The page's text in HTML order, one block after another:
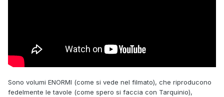
Sono volumi ENORMI (come si vede nel filmato), che riproducono
fedelmente le tavole (come spero si faccia con Tarquinio),